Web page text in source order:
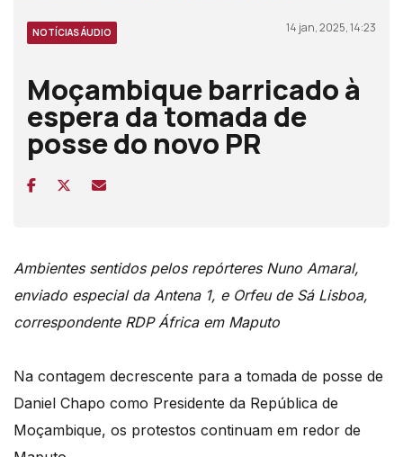
NOTÍCIAS ÁUDIO 14 jan, 2025, 14:23
Moçambique barricado à
espera da tomada de
posse do novo PR
Ambientes sentidos pelos repórteres Nuno Amaral,
enviado especial da Antena 1, e Orfeu de Sá Lisboa,
correspondente RDP África em Maputo
Na contagem decrescente para a tomada de posse de
Daniel Chapo como Presidente da República de
Moçambique, os protestos continuam em redor de